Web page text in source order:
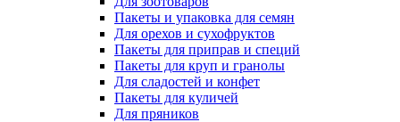
Пакеты и упаковка для семян
Для орехов и сухофруктов
Пакеты для приправ и специй
Пакеты для круп и гранолы
Для сладостей и конфет
Пакеты для куличей
Для пряников